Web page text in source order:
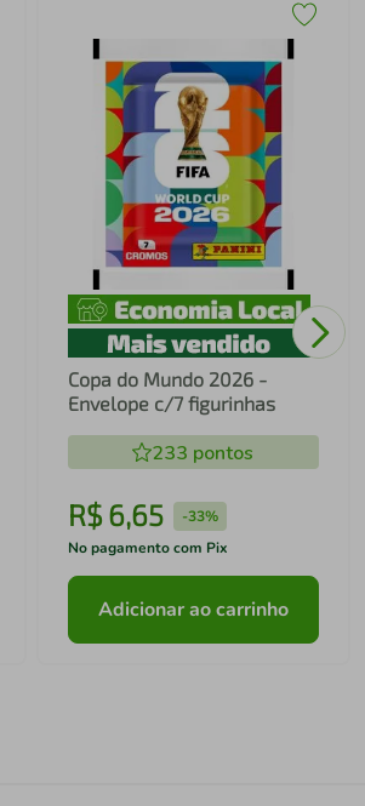
Copa do Mundo 2026 -
Envelope c/7 figurinhas
233 pontos
R$ 6,65 -33%
No pagamento com Pix
Adicionar ao carrinho